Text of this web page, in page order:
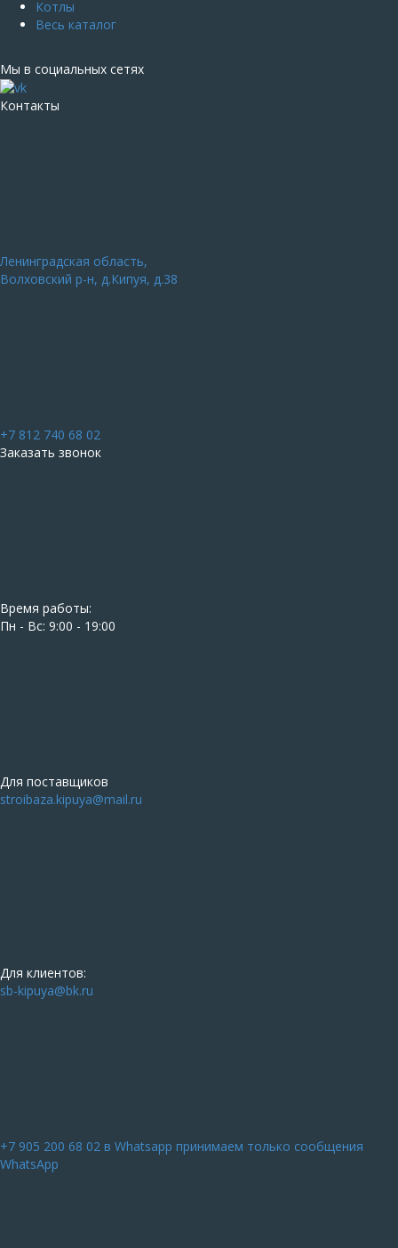
Котлы
Весь каталог
Мы в социальных сетях
Контакты
Ленинградская область,
Волховский р-н, д.Кипуя, д.38
+7 812 740 68 02
Заказать звонок
Время работы:
Пн - Вс: 9:00 - 19:00
Для поставщиков
stroibaza.kipuya@mail.ru
Для клиентов:
sb-kipuya@bk.ru
+7 905 200 68 02 в Whatsapp принимаем только сообщения
WhatsApp